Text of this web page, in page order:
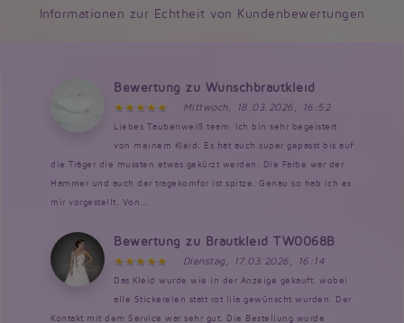
Informationen zur Echtheit von Kundenbewertungen
Bewertung zu Wunschbrautkleid
Mittwoch, 18.03.2026, 16:52
Liebes Taubenweiß team, Ich bin sehr begeistert
von meinem Kleid. Es hat auch super gepasst bis auf
die Träger die mussten etwas gekürzt werden. Die Farbe war der
Hammer und auch der tragekomfor ist spitze. Genau so hab ich es
mir vorgestellt. Von...
Bewertung zu Brautkleid TW0068B
Dienstag, 17.03.2026, 16:14
Das Kleid wurde wie in der Anzeige gekauft, wobei
alle Stickereien statt rot lila gewünscht wurden. Der
Kontakt mit dem Service war sehr gut. Die Bestellung wurde